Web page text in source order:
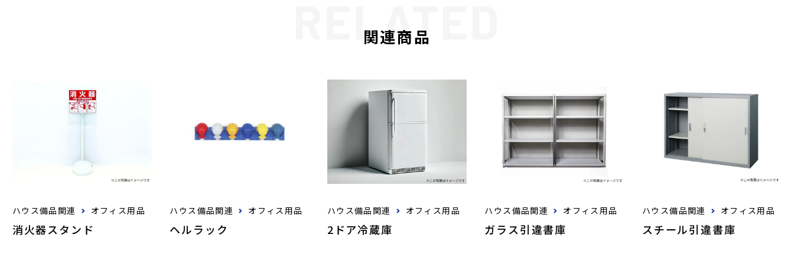
関連商品
ハウス備品関連 オフィス用品
消火器スタンド
ハウス備品関連 オフィス用品
ヘルラック
ハウス備品関連 オフィス用品
2ドア冷蔵庫
ハウス備品関連 オフィス用品
ガラス引違書庫
ハウス備品関連 オフィス用品
スチール引違書庫